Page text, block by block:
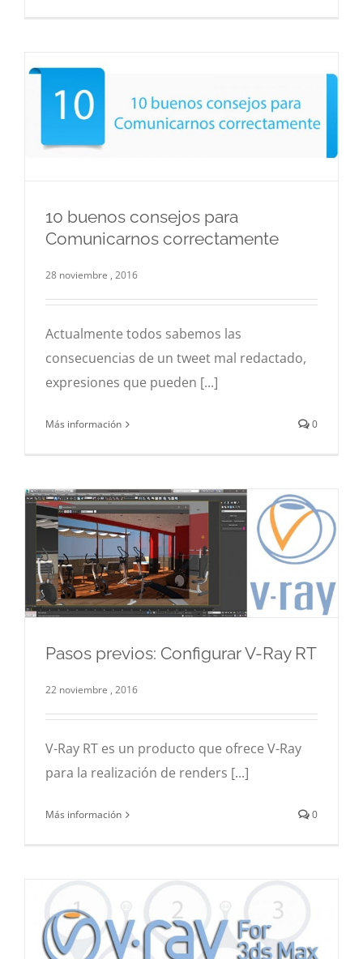
10 buenos consejos para Comunicarnos
Blog
10 buenos consejos para
Comunicarnos correctamente
28 noviembre , 2016
Actualmente todos sabemos las
consecuencias de un tweet mal redactado,
expresiones que pueden [...]
Más información 0
Pasos previos: Configurar V-Ray RT
Pasos previos: Configurar V-Ray RT
22 noviembre , 2016
V-Ray RT es un producto que ofrece V-Ray
para la realización de renders [...]
Más información 0